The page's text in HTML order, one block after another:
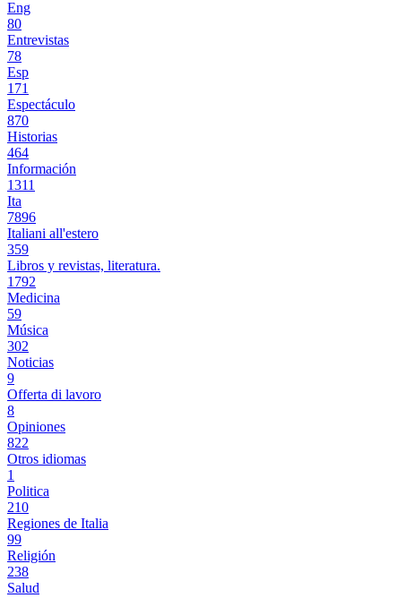
Eng
80
Entrevistas
78
Esp
171
Espectáculo
870
Historias
464
Información
1311
Ita
7896
Italiani all'estero
359
Libros y revistas, literatura.
1792
Medicina
59
Música
302
Noticias
9
Offerta di lavoro
8
Opiniones
822
Otros idiomas
1
Politica
210
Regiones de Italia
99
Religión
238
Salud